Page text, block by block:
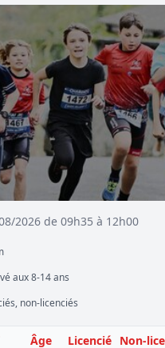
2026 de 09h35 à 12h00
aux 8-14 ans
non-licenciés
Âge Licencié Non-